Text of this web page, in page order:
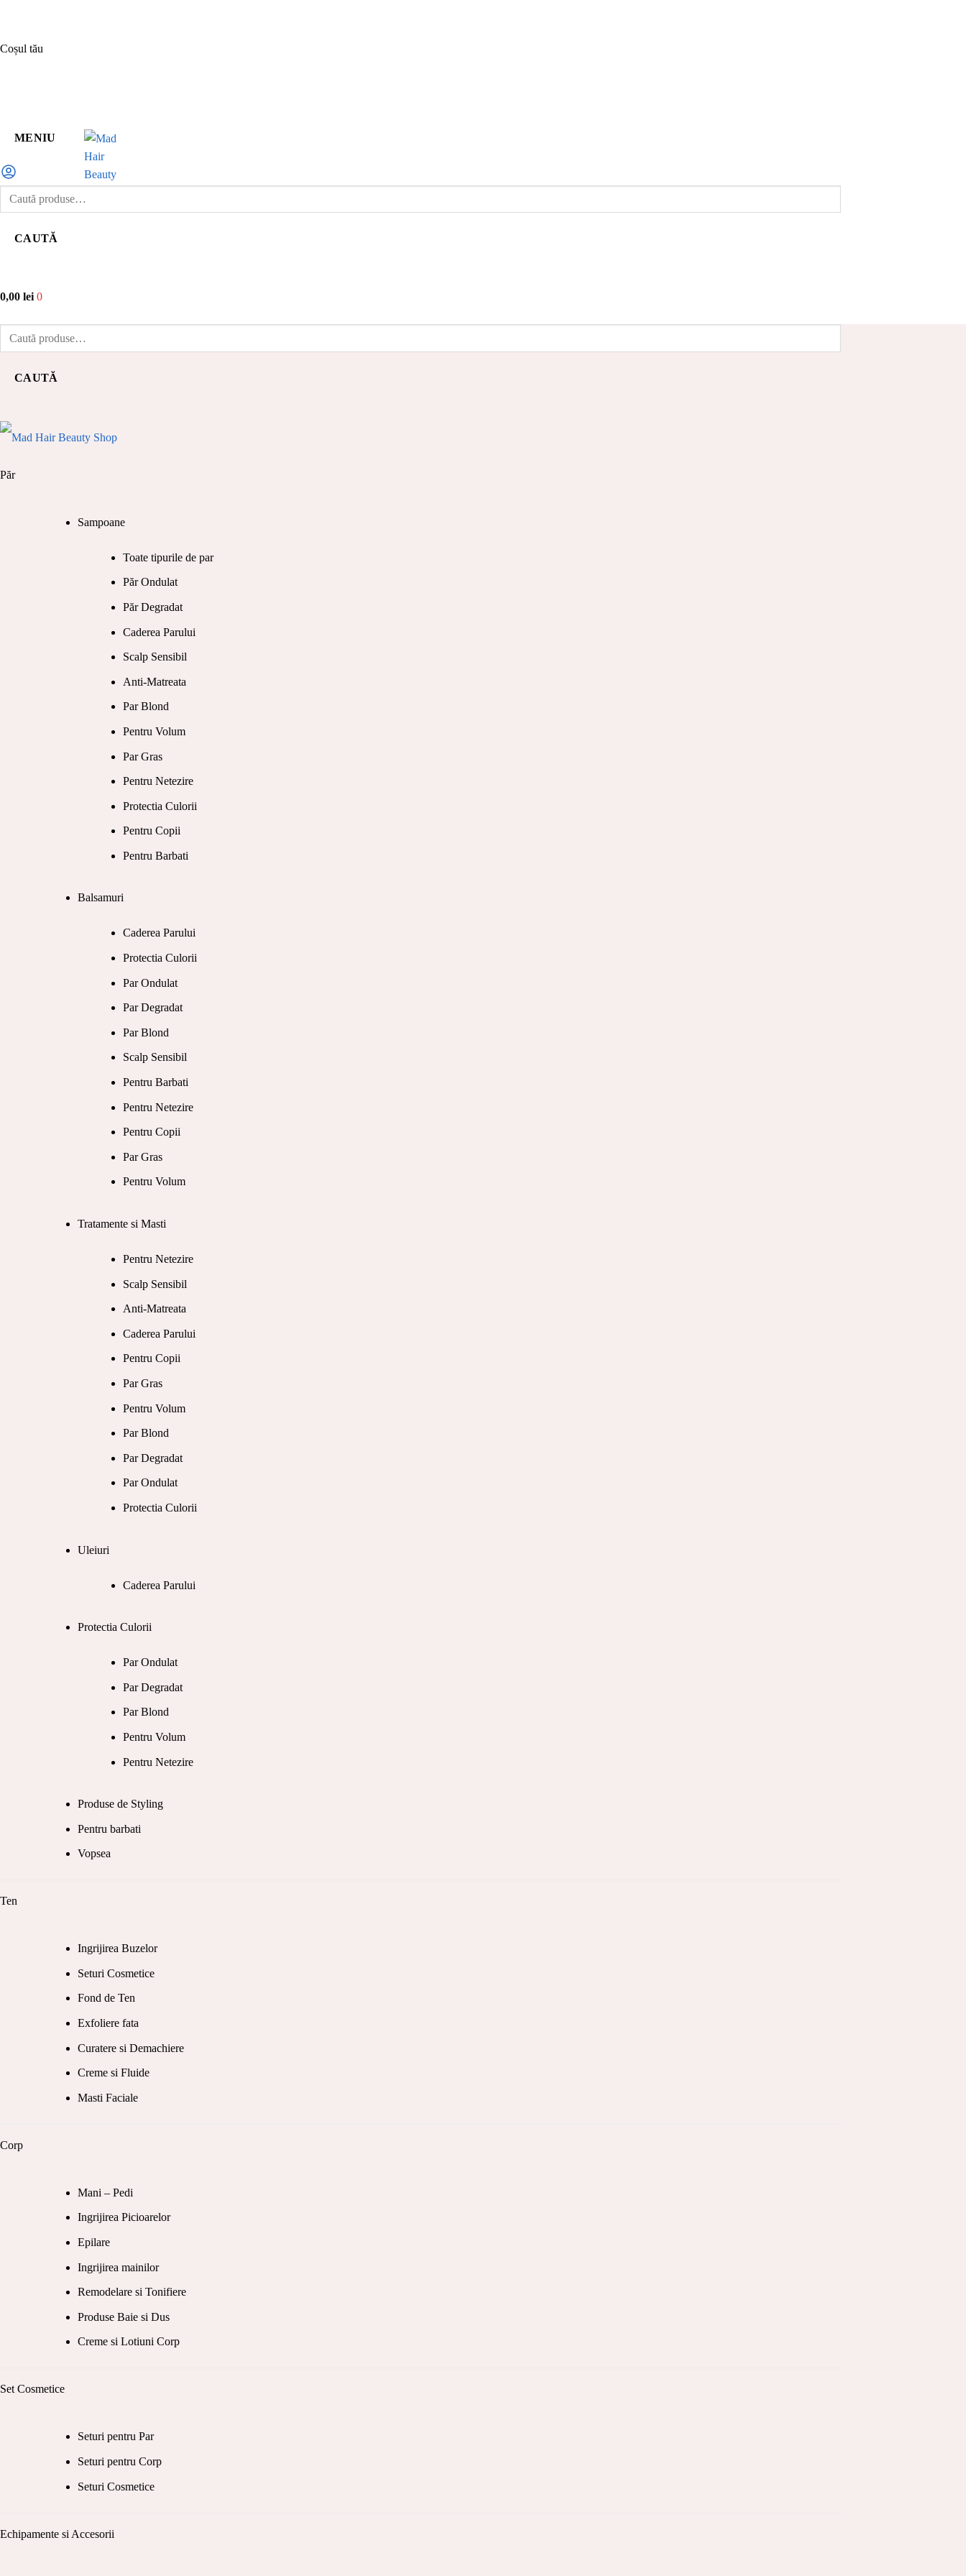
Sari
Sari
Coșul tău
MENIU
Caută
CAUTĂ
0,00 lei 0
Caută
CAUTĂ
Păr
Sampoane
Toate tipurile de par
Păr Ondulat
Păr Degradat
Caderea Parului
Scalp Sensibil
Anti-Matreata
Par Blond
Pentru Volum
Par Gras
Pentru Netezire
Protectia Culorii
Pentru Copii
Pentru Barbati
Balsamuri
Caderea Parului
Protectia Culorii
Par Ondulat
Par Degradat
Par Blond
Scalp Sensibil
Pentru Barbati
Pentru Netezire
Pentru Copii
Par Gras
Pentru Volum
Tratamente si Masti
Pentru Netezire
Scalp Sensibil
Anti-Matreata
Caderea Parului
Pentru Copii
Par Gras
Pentru Volum
Par Blond
Par Degradat
Par Ondulat
Protectia Culorii
Uleiuri
Caderea Parului
Protectia Culorii
Par Ondulat
Par Degradat
Par Blond
Pentru Volum
Pentru Netezire
Produse de Styling
Pentru barbati
Vopsea
Ten
Ingrijirea Buzelor
Seturi Cosmetice
Fond de Ten
Exfoliere fata
Curatere si Demachiere
Creme si Fluide
Masti Faciale
Corp
Mani – Pedi
Ingrijirea Picioarelor
Epilare
Ingrijirea mainilor
Remodelare si Tonifiere
Produse Baie si Dus
Creme si Lotiuni Corp
Set Cosmetice
Seturi pentru Par
Seturi pentru Corp
Seturi Cosmetice
Echipamente si Accesorii